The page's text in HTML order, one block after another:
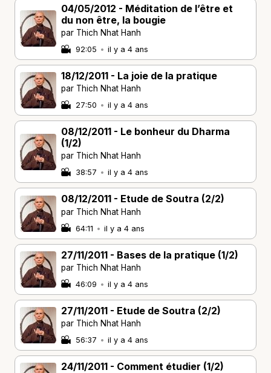
04/05/2012 - Méditation de l’être et
du non être, la bougie
par Thich Nhat Hanh
92:05 • il y a 4 ans
18/12/2011 - La joie de la pratique
par Thich Nhat Hanh
27:50 • il y a 4 ans
08/12/2011 - Le bonheur du Dharma
(1/2)
par Thich Nhat Hanh
38:57 • il y a 4 ans
08/12/2011 - Etude de Soutra (2/2)
par Thich Nhat Hanh
64:11 • il y a 4 ans
27/11/2011 - Bases de la pratique (1/2)
par Thich Nhat Hanh
46:09 • il y a 4 ans
27/11/2011 - Etude de Soutra (2/2)
par Thich Nhat Hanh
56:37 • il y a 4 ans
24/11/2011 - Comment étudier (1/2)